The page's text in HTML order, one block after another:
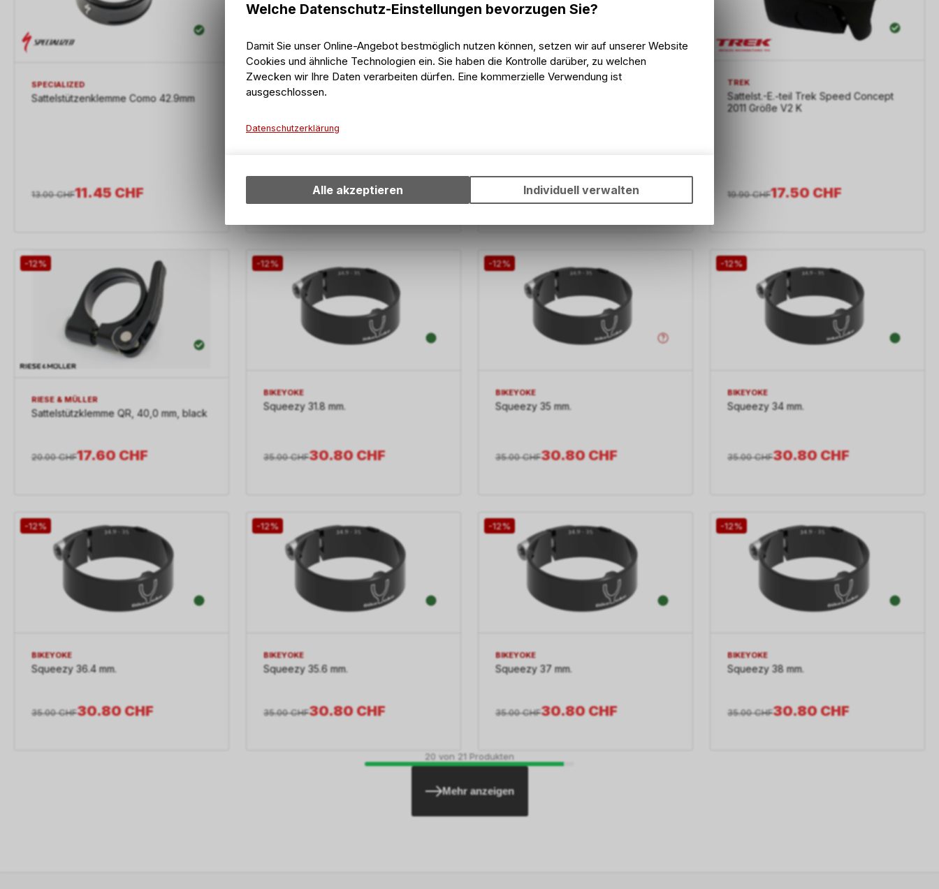
SPECIALIZED
Sattelstützenklemme Como 42.9mm
11.45CHF
13.00 CHF
PRO
32.45 CHF
BMC
16.70 CHF
CHF
TREK
Sattelst.-E.-teil Trek Speed Concept
2011 Größe V2 K
17.50CHF
19.90 CHF
-12%
RIESE & MÜLLER
Sattelstützklemme QR, 40,0 mm, black
17.60CHF
20.00 CHF
-12%
BIKEYOKE
Squeezy 31.8 mm.
30.80CHF
35.00 CHF
-12%
BIKEYOKE
Squeezy 35 mm.
30.80CHF
35.00 CHF
-12%
BIKEYOKE
Squeezy 34 mm.
30.80CHF
35.00 CHF
-12%
BIKEYOKE
Squeezy 36.4 mm.
30.80CHF
35.00 CHF
-12%
BIKEYOKE
Squeezy 35.6 mm.
30.80CHF
35.00 CHF
-12%
BIKEYOKE
Squeezy 37 mm.
30.80CHF
35.00 CHF
-12%
BIKEYOKE
Squeezy 38 mm.
30.80CHF
35.00 CHF
20 von 21 Produkten
Mehr anzeigen
Welche Datenschutz-Einstellungen bevorzugen Sie?
Damit Sie unser Online-Angebot bestmöglich nutzen können, setzen wir auf unserer Website
Cookies und ähnliche Technologien ein. Sie haben die Kontrolle darüber, zu welchen
Zwecken wir Ihre Daten verarbeiten dürfen. Eine kommerzielle Verwendung ist
ausgeschlossen.
Datenschutzerklärung
Ihrem Gerät, um die grundlegenden Funktionen unseres Online-Angebots,
wie die Verwendung des Warenkorbs, zu ermöglichen. Bitte beachten Sie,
Informationen zulassen.
Alle akzeptieren Individuell verwalten